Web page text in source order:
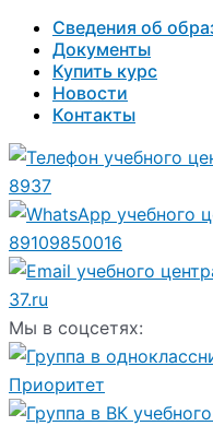
Сведения об
Документы
Купить курс
Новости
Контакты
8937
89109850016
37.ru
Мы в соцсетях: